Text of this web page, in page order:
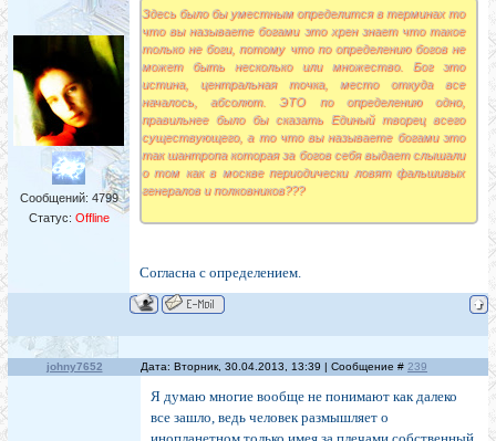
Сообщений: 4799
Статус: Offline
Здесь было бы уместным определится в терминах то
что вы называете богами это хрен знает что такое
только не боги, потому что по определению богов не
может быть несколько или множество. Бог это
истина, центральная точка, место откуда все
началось, абсолют. ЭТО по определению одно,
правильнее было бы сказать Единый творец всего
существующего, а то что вы называете богами это
так шантропа которая за богов себя выдает слышали
о том как в москве периодически ловят фальшивых
генералов и полковников???
Согласна с определением.
johny7652 Дата: Вторник, 30.04.2013, 13:39 | Сообщение # 239
Я думаю многие вообще не понимают как далеко
все зашло, ведь человек размышляет о